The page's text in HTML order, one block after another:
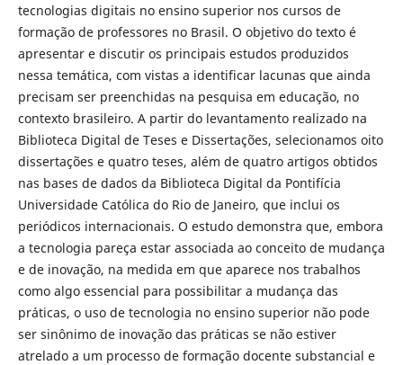
tecnologias digitais no ensino superior nos cursos de
formação de professores no Brasil. O objetivo do texto é
apresentar e discutir os principais estudos produzidos
nessa temática, com vistas a identificar lacunas que ainda
precisam ser preenchidas na pesquisa em educação, no
contexto brasileiro. A partir do levantamento realizado na
Biblioteca Digital de Teses e Dissertações, selecionamos oito
dissertações e quatro teses, além de quatro artigos obtidos
nas bases de dados da Biblioteca Digital da Pontifícia
Universidade Católica do Rio de Janeiro, que inclui os
periódicos internacionais. O estudo demonstra que, embora
a tecnologia pareça estar associada ao conceito de mudança
e de inovação, na medida em que aparece nos trabalhos
como algo essencial para possibilitar a mudança das
práticas, o uso de tecnologia no ensino superior não pode
ser sinônimo de inovação das práticas se não estiver
atrelado a um processo de formação docente substancial e